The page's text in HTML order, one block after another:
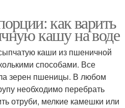
как варить
кашу на воде
каши из пшеничной
способами. Все
зерен пшеницы. В любом
необходимо перебрать
отруби, мелкие камешки или